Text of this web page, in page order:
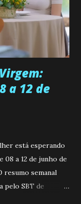
criativa e
amiga. Pode ser
fazer algo.
por eng...
a 12 de
está esperando
08 a 12 de junho de
resumo semanal
pelo SBT de